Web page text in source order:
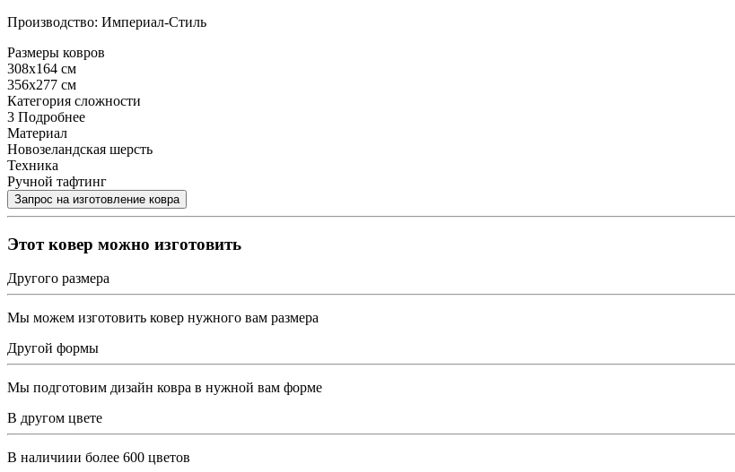
Производство: Империал-Стиль
Размеры ковров
308x164 см
356x277 см
Категория сложности
3 Подробнее
Материал
Новозеландская шерсть
Техника
Ручной тафтинг
Этот ковер можно изготовить
Другого размера
Мы можем изготовить ковер нужного вам размера
Другой формы
Мы подготовим дизайн ковра в нужной вам форме
В другом цвете
В наличиии более 600 цветов